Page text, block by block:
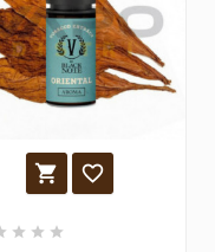
 
  